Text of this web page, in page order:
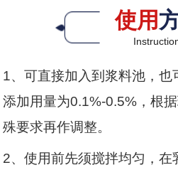
使用
1、可直接加入到浆料池，也
添加用量为0.1%-0.5%，根
殊要求再作调整。
2、使用前先须搅拌均匀，